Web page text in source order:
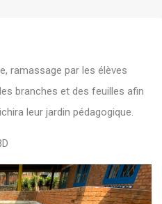
ramassage par les élèves
branches et des feuilles afin
leur jardin pédagogique.